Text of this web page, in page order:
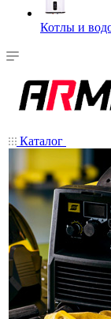
Котлы и
Каталог